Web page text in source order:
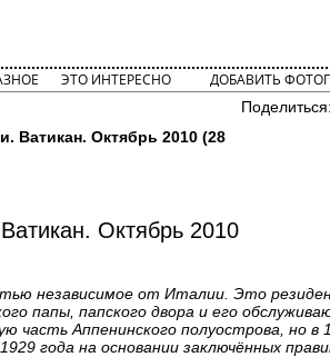
ЭТО ИНТЕРЕСНО ДОБАВИТЬ
Поделиться:
Ватикан. Октябрь 2010 (28
Октябрь 2010
независимое от Италии. Это
папы, папского двора и его
часть Аппенинского полуострова, но в
года на основании заключённых